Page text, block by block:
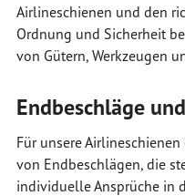
Airlineschienen und den
Ordnung und Sicherheit
von Gütern, Werkzeugen
Endbeschläge
Für unsere
von Endbeschlägen, die
individuelle Ansprüche in